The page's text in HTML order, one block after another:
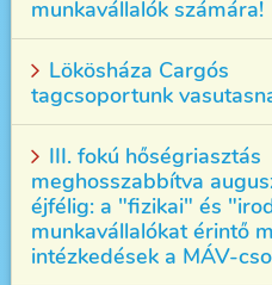
munkavállalók számára!
Lökösháza Cargós
tagcsoportunk
III. fokú hőségriasztás
meghosszabbítva
éjfélig: a "fizikai" és
munkavállalókat érintő
intézkedések a MÁV-